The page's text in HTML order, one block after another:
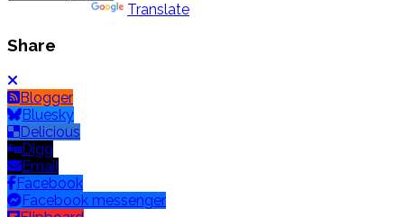
Translate
Share
Blogger
Bluesky
Delicious
Digg
Email
Facebook
Facebook messenger